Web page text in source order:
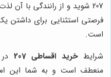
فرصتی استثنایی برای داشتن
است.
شرایطخرید اقساطی 207 در
منعطف است و به شما این